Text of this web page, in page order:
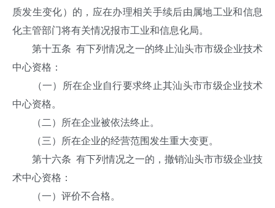
质发生变化）的，应在办理相关手续后由属地工业和信息
化主管部门将有关情况报市工业和信息化局。
第十五条 有下列情况之一的终止汕头市市级企业技术
中心资格：
（一）所在企业自行要求终止其汕头市市级企业技术
中心资格。
（二）所在企业被依法终止。
（三）所在企业的经营范围发生重大变更。
第十六条 有下列情况之一的，撤销汕头市市级企业技
术中心资格：
（一）评价不合格。